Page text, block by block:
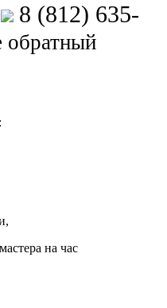
8 (812) 635-
обратный
на час